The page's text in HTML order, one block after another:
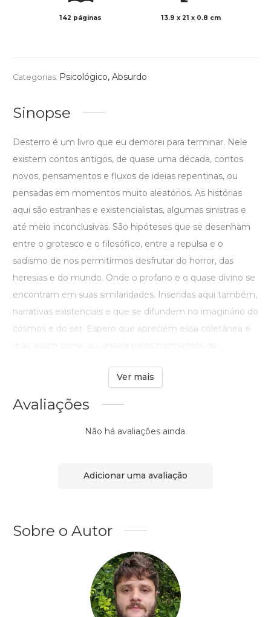
142 páginas 13.9 x 21 x 0.8 cm
Categorias: Psicológico, Absurdo
Sinopse
Desterro é um livro que eu demorei para terminar. Nele
existem contos antigos, de quase uma década, contos
novos, pensamentos e fluxos de ideias repentinas, ou
pensadas em momentos muito aleatórios. As histórias
aqui são estranhas e existencialistas, algumas sinistras e
até meio inconclusivas. São hipóteses que se desenham
entre o grotesco e o filosófico, entre a repulsa e o
sadismo de nos permitirmos desfrutar do horror, das
heresias e do mundo. Onde o profano e o quase divino se
encontram em suas similaridades. Inseridas aqui também,
narrativas existenciais e que se difundem no imaginário do
cosmos e do ser. Espero que apreciem essa coletânea e
Ver mais
Avaliações
Não há avaliações ainda.
Adicionar uma avaliação
Sobre o Autor